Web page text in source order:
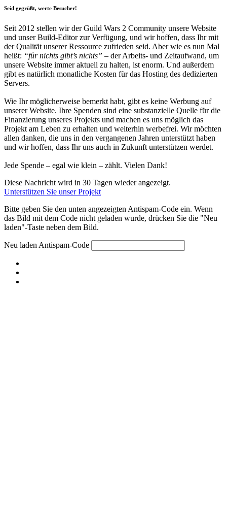
Seid gegrüßt, werte Besucher!
Seit 2012 stellen wir der Guild Wars 2 Community unsere Website
und unser Build-Editor zur Verfügung, und wir hoffen, dass Ihr mit
der Qualität unserer Ressource zufrieden seid. Aber wie es nun Mal
heißt: “für nichts gibt’s nichts” – der Arbeits- und Zeitaufwand, um
unsere Website immer aktuell zu halten, ist enorm. Und außerdem
gibt es natürlich monatliche Kosten für das Hosting des dedizierten
Servers.
Wie Ihr möglicherweise bemerkt habt, gibt es keine Werbung auf
unserer Website. Ihre Spenden sind eine substanzielle Quelle für die
Finanzierung unseres Projekts und machen es uns möglich das
Projekt am Leben zu erhalten und weiterhin werbefrei. Wir möchten
allen danken, die uns in den vergangenen Jahren unterstützt haben
und wir hoffen, dass Ihr uns auch in Zukunft unterstützen werdet.
Jede Spende – egal wie klein – zählt. Vielen Dank!
Diese Nachricht wird in 30 Tagen wieder angezeigt.
Unterstützen Sie unser Projekt
Bitte geben Sie den unten angezeigten Antispam-Code ein. Wenn
das Bild mit dem Code nicht geladen wurde, drücken Sie die "Neu
laden"-Taste neben dem Bild.
Neu laden Antispam-Code